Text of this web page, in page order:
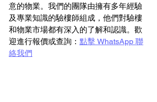
意的物業。我們的團隊由擁有多年經驗
及專業知識的驗樓師組成，他們對驗樓
和物業市場都有深入的了解和認識。歡
迎進行報價或查詢： 點擊 WhatsApp 聯
絡我們